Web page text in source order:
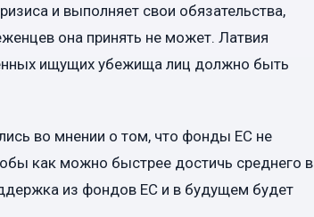
и выполняет свои обязательства,
она принять не может. Латвия
ищущих убежища лиц должно быть
во мнении о том, что фонды ЕС не
как можно быстрее достичь среднего в
из фондов ЕС и в будущем будет